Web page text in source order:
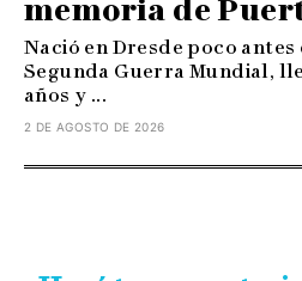
memoria de
Nació en Dresde poco
Segunda Guerra Mundial,
años y ...
2 DE AGOSTO DE 2026